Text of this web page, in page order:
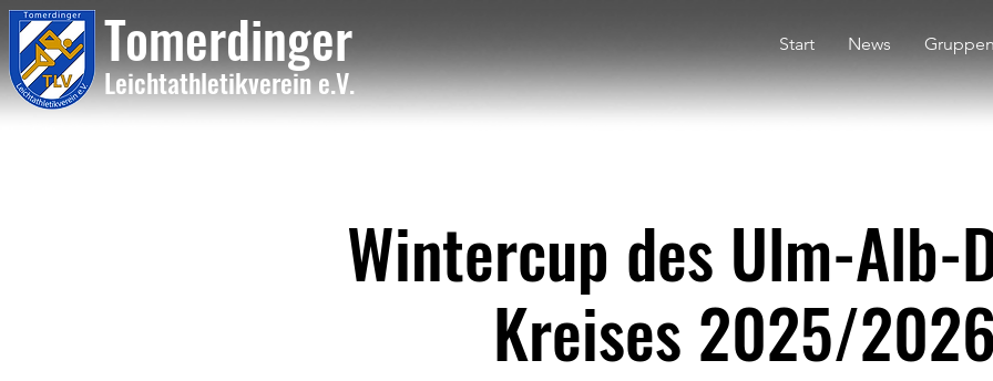
Tomerdinger
Leichtathletikvereine.V.
Start News
Wintercup des Ulm-Alb-
Kreises 2025/